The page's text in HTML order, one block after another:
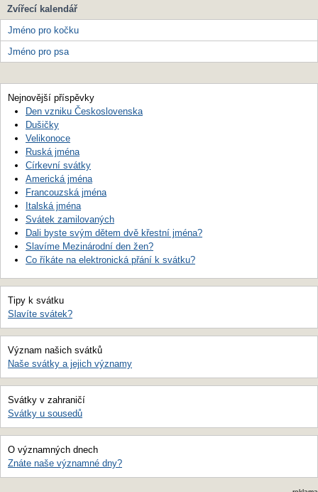
Zvířecí kalendář
Jméno pro kočku
Jméno pro psa
Nejnovější příspěvky
Den vzniku Československa
Dušičky
Velikonoce
Ruská jména
Církevní svátky
Americká jména
Francouzská jména
Italská jména
Svátek zamilovaných
Dali byste svým dětem dvě křestní jména?
Slavíme Mezinárodní den žen?
Co říkáte na elektronická přání k svátku?
Tipy k svátku
Slavíte svátek?
Význam našich svátků
Naše svátky a jejich významy
Svátky v zahraničí
Svátky u sousedů
O významných dnech
Znáte naše významné dny?